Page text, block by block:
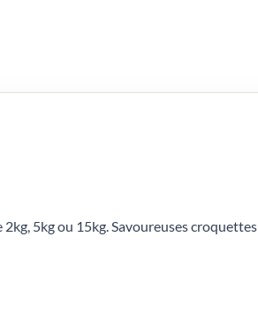
5kg ou 15kg. Savoureuses croquettes